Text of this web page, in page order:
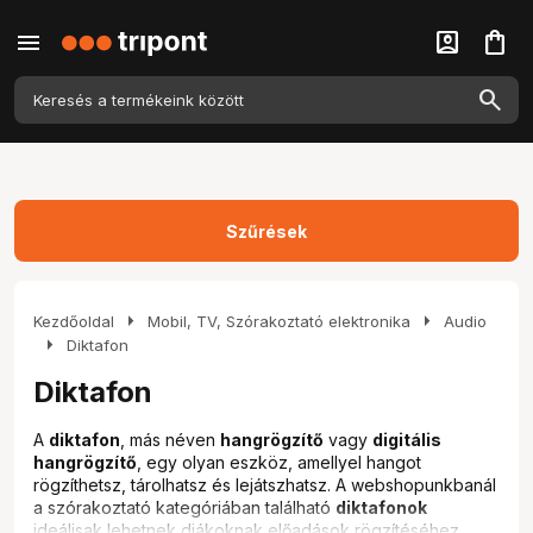
menu account_box shopping_bag
Kezdőoldal arrow_right Mobil, TV, Szórakoztató elektronika arrow_right Audio
arrow_right Diktafon
Diktafon
A diktafon , más néven hangrögzítő vagy digitális
hangrögzítő , egy olyan eszköz, amellyel hangot
rögzíthetsz, tárolhatsz és lejátszhatsz. A webshopunkbanál
a szórakoztató kategóriában található diktafonok
Szűrések